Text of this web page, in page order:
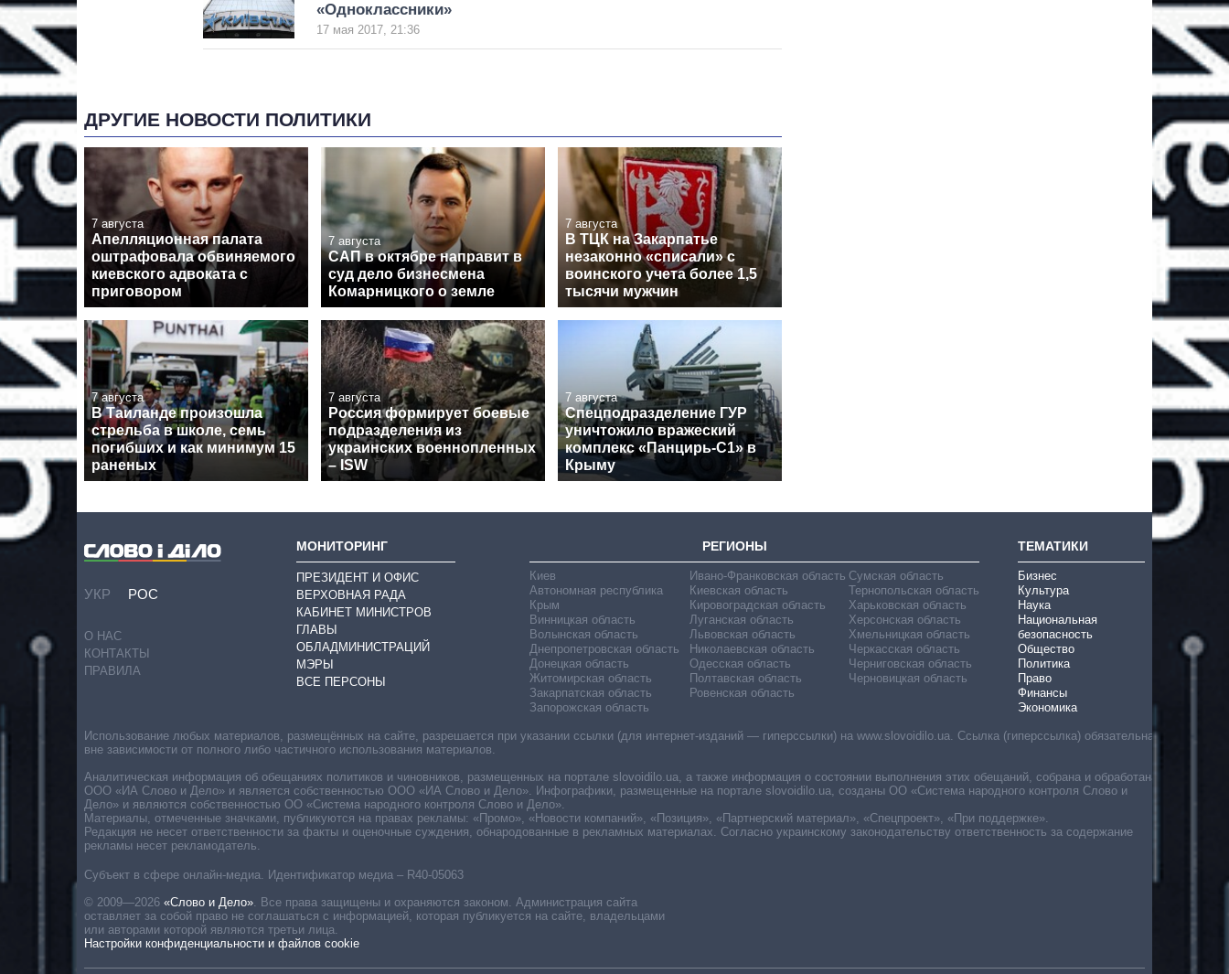
«Одноклассники»
17 мая 2017, 21:36
ДРУГИЕ НОВОСТИ ПОЛИТИКИ
7 августа
Апелляционная палата
оштрафовала обвиняемого
киевского адвоката с
приговором
7 августа
САП в октябре направит в
суд дело бизнесмена
Комарницкого о земле
7 августа
В ТЦК на Закарпатье
незаконно «списали» с
воинского учета более 1,5
тысячи мужчин
7 августа
В Таиланде произошла
стрельба в школе, семь
погибших и как минимум 15
раненых
7 августа
Россия формирует боевые
подразделения из
украинских военнопленных
– ISW
7 августа
Спецподразделение ГУР
уничтожило вражеский
комплекс «Панцирь-С1» в
Крыму
УКР РОС
О НАС
КОНТАКТЫ
ПРАВИЛА
МОНИТОРИНГ
ПРЕЗИДЕНТ И ОФИС
ВЕРХОВНАЯ РАДА
КАБИНЕТ МИНИСТРОВ
ГЛАВЫ
ОБЛАДМИНИСТРАЦИЙ
МЭРЫ
ВСЕ ПЕРСОНЫ
РЕГИОНЫ
Киев
Автономная республика
Крым
Винницкая область
Волынская область
Днепропетровская область
Донецкая область
Житомирская область
Закарпатская область
Запорожская область
Ивано-Франковская область
Киевская область
Кировоградская область
Луганская область
Львовская область
Николаевская область
Одесская область
Полтавская область
Ровенская область
Сумская область
Тернопольская область
Харьковская область
Херсонская область
Хмельницкая область
Черкасская область
Черниговская область
Черновицкая область
ТЕМАТИКИ
Бизнес
Культура
Наука
Национальная
безопасность
Общество
Политика
Право
Финансы
Экономика
Субъект в сфере онлайн-медиа. Идентификатор медиа – R40-05063
© 2009—2026 «Слово и Дело». Все права защищены и охраняются законом. Администрация сайта
оставляет за собой право не соглашаться с информацией, которая публикуется на сайте, владельцами
или авторами которой являются третьи лица.
Настройки конфиденциальности и файлов cookie
Использование любых материалов, размещённых на сайте, разрешается при указании ссылки (для интернет-изданий — гиперссылки) на www.slovoidilo.ua. Ссылка (гиперссылка) обязательна
вне зависимости от полного либо частичного использования материалов.
Аналитическая информация об обещаниях политиков и чиновников, размещенных на портале slovoidilo.ua, а также информация о состоянии выполнения этих обещаний, собрана и обработана
ООО «ИА Слово и Дело» и является собственностью ООО «ИА Слово и Дело». Инфографики, размещенные на портале slovoidilo.ua, созданы ОО «Система народного контроля Слово и
Дело» и являются собственностью ОО «Система народного контроля Слово и Дело».
Материалы, отмеченные значками, публикуются на правах рекламы: «Промо», «Новости компаний», «Позиция», «Партнерский материал», «Спецпроект», «При поддержке».
Редакция не несет ответственности за факты и оценочные суждения, обнародованные в рекламных материалах. Согласно украинскому законодательству ответственность за содержание
рекламы несет рекламодатель.